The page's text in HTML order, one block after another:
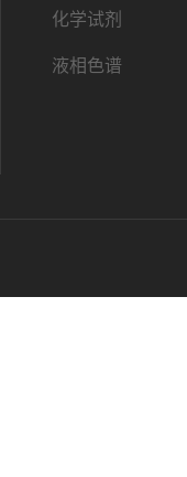
化学试剂
液相色谱